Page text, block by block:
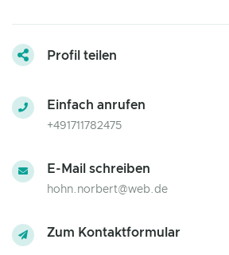
Profil teilen
Einfach anrufen
+491711782475
E-Mail schreiben
hohn.norbert@web.de
Zum Kontaktformular